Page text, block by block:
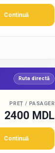
Continuă
Ruta directă
PREȚ / PASAGER
2400 MDL
Continuă